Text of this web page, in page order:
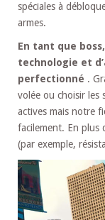
spéciales à
armes.
En tant que
technologie et
perfectionné .
volée ou choisir les
actives mais notre
facilement. En plus
(par exemple,